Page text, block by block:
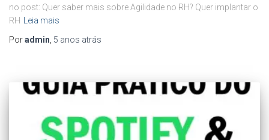
no post: Quer saber mais sobre Agilidade no RH? Quer implantar o
RH
Leia mais
Poradmin 5 anos atrás